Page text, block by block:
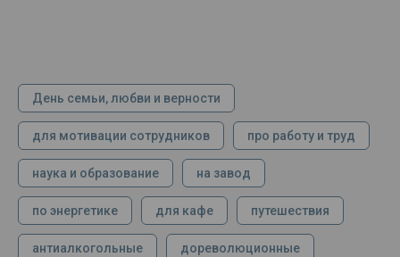
День семьи, любви и верности
для мотивации сотрудников про работу и труд
наука и образование на завод
по энергетике для кафе путешествия
антиалкогольные дореволюционные